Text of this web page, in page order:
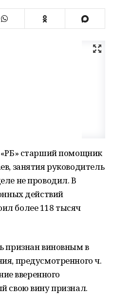
старший помощник
занятия руководитель
не проводил. В
действий
более 118 тысяч
признан виновным в
предусмотренного ч.
вверенного
свою вину признал.